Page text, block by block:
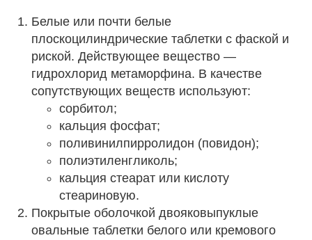
Белые или почти белые
плоскоцилиндрические таблетки с фаской и
риской. Действующее вещество —
гидрохлорид метаморфина. В качестве
сопутствующих веществ используют:
сорбитол;
кальция фосфат;
поливинилпирролидон (повидон);
полиэтиленгликоль;
кальция стеарат или кислоту
стеариновую.
Покрытые оболочкой двояковыпуклые
овальные таблетки белого или кремового